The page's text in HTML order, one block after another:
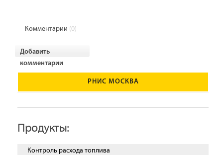
Комментарии (0)
Добавить
комментарии
РНИС МОСКВА
Продукты:
Контроль расхода топлива